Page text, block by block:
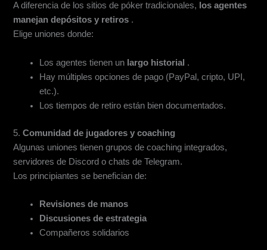
A diferencia de los sitios de póker tradicionales, los agentes
manejan depósitos y retiros .
Elige uniones donde:
Los agentes tienen un largo historial .
Hay múltiples opciones de pago (PayPal, cripto, UPI,
etc.).
Los tiempos de retiro están bien documentados.
5.Comunidad de jugadores y coaching
Algunas uniones tienen grupos de coaching integrados,
servidores de Discord o chats de Telegram.
Los principiantes se benefician de:
Revisiones de manos
Discusiones de estrategia
Compañeros solidarios